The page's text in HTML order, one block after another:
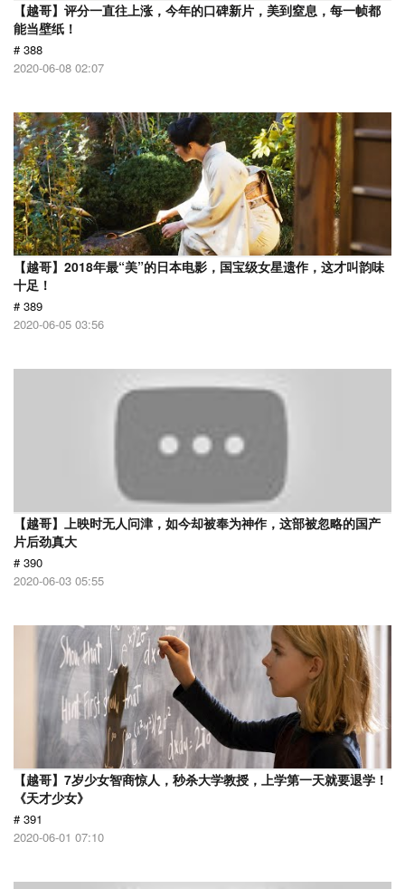
【越哥】评分一直往上涨，今年的口碑新片，美到窒息，每一帧都
能当壁纸！
# 388
2020-06-08 02:07
【越哥】2018年最“美”的日本电影，国宝级女星遗作，这才叫韵味
十足！
# 389
2020-06-05 03:56
【越哥】上映时无人问津，如今却被奉为神作，这部被忽略的国产
片后劲真大
# 390
2020-06-03 05:55
【越哥】7岁少女智商惊人，秒杀大学教授，上学第一天就要退学！
《天才少女》
# 391
2020-06-01 07:10